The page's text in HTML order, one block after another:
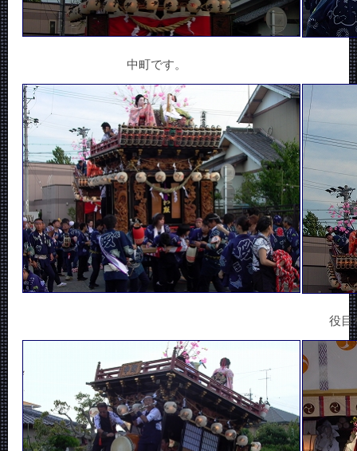
中町です。
役目